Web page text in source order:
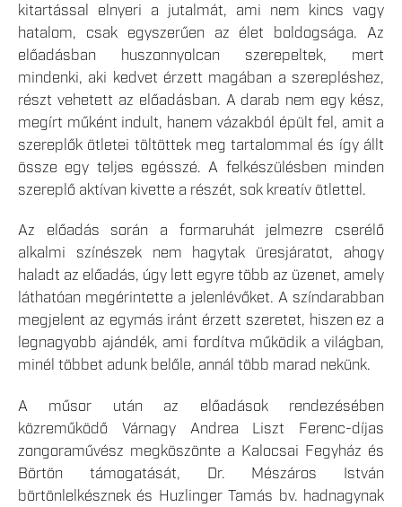
kitartással elnyeri a jutalmát, ami nem kincs vagy
hatalom, csak egyszerűen az élet boldogsága. Az
előadásban huszonnyolcan szerepeltek, mert
mindenki, aki kedvet érzett magában a szerepléshez,
részt vehetett az előadásban. A darab nem egy kész,
megírt műként indult, hanem vázakból épült fel, amit a
szereplők ötletei töltöttek meg tartalommal és így állt
össze egy teljes egésszé. A felkészülésben minden
szereplő aktívan kivette a részét, sok kreatív ötlettel.
Az előadás során a formaruhát jelmezre cserélő
alkalmi színészek nem hagytak üresjáratot, ahogy
haladt az előadás, úgy lett egyre több az üzenet, amely
láthatóan megérintette a jelenlévőket. A színdarabban
megjelent az egymás iránt érzett szeretet, hiszen ez a
legnagyobb ajándék, ami fordítva működik a világban,
minél többet adunk belőle, annál több marad nekünk.
A műsor után az előadások rendezésében
közreműködő Várnagy Andrea Liszt Ferenc-díjas
zongoraművész megköszönte a Kalocsai Fegyház és
Börtön támogatását, Dr. Mészáros István
börtönlelkésznek és Huzlinger Tamás bv. hadnagynak